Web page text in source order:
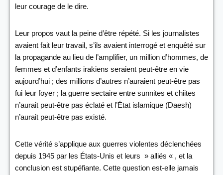
leur courage de le dire.
Leur propos vaut la peine d’être répété. Si les journalistes
avaient fait leur travail, s’ils avaient interrogé et enquêté sur
la propagande au lieu de l’amplifier, un million d’hommes, de
femmes et d’enfants irakiens seraient peut-être en vie
aujourd’hui ; des millions d’autres n’auraient peut-être pas
fui leur foyer ; la guerre sectaire entre sunnites et chiites
n’aurait peut-être pas éclaté et l’État islamique (Daesh)
n’aurait peut-être pas existé.
Cette vérité s’applique aux guerres violentes déclenchées
depuis 1945 par les États-Unis et leurs » alliés « , et la
conclusion est stupéfiante. Cette question est-elle jamais